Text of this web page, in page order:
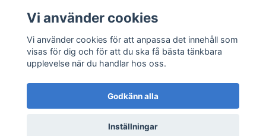
© 2026 CrochetByKim
Vi använder cookies
Vi använder cookies för att anpassa det innehåll som
visas för dig och för att du ska få bästa tänkbara
upplevelse när du handlar hos oss.
Godkänn alla
Inställningar